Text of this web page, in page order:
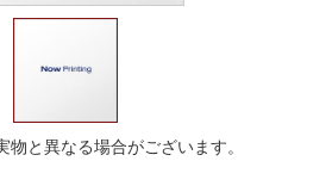
と異なる場合がございます。